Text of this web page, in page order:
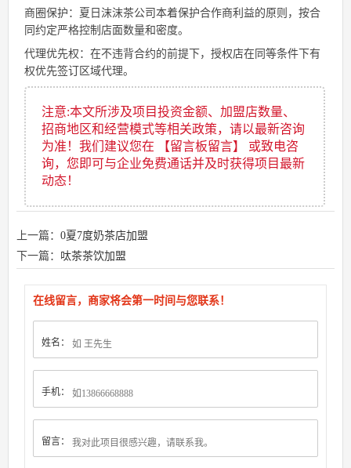
商圈保护：夏日沫沫茶公司本着保护合作商利益的原则，按合
同约定严格控制店面数量和密度。
代理优先权：在不违背合约的前提下，授权店在同等条件下有
权优先签订区域代理。
注意:本文所涉及项目投资金额、加盟店数量、
招商地区和经营模式等相关政策，请以最新咨询
为准！我们建议您在 【留言板留言】 或致电咨
询，您即可与企业免费通话并及时获得项目最新
动态！
上一篇： 0夏7度奶茶店加盟
下一篇： 呔茶茶饮加盟
在线留言，商家将会第一时间与您联系！
姓名：
手机：
留言：